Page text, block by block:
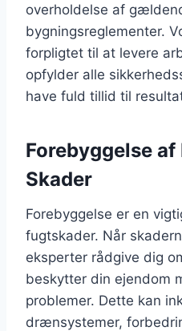
overholdelse af
bygningsreglementer.
forpligtet til at levere
opfylder alle
have fuld tillid til
Forebyggelse
Skader
Forebyggelse er en
fugtskader. Når
eksperter rådgive dig
beskytter din ejendom
problemer. Dette kan
drænsystemer,